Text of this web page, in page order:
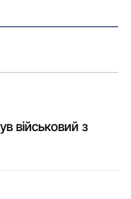
військовий з